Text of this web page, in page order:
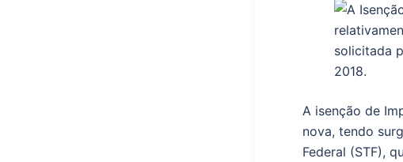
A isenção de
nova, tendo
Federal (STF),